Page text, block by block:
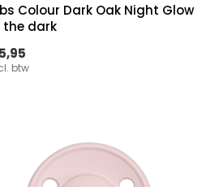
Colour Dark Oak Night Glow
the dark
btw